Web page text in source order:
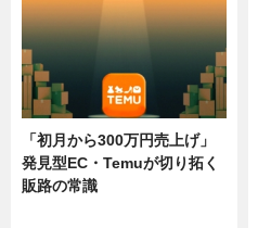
「初月から300万円売上げ」
発見型EC・Temuが切り拓く
販路の常識